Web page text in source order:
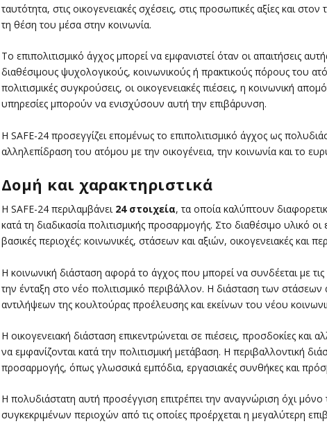
ταυτότητα, στις οικογενειακές σχέσεις, στις προσωπικές αξίες και
τη θέση του μέσα στην κοινωνία.
Το επιπολιτισμικό άγχος μπορεί να εμφανιστεί όταν οι απαιτήσεις
διαθέσιμους ψυχολογικούς, κοινωνικούς ή πρακτικούς πόρους του
πολιτισμικές συγκρούσεις, οι οικογενειακές πιέσεις, η κοινωνική
υπηρεσίες μπορούν να ενισχύσουν αυτή την επιβάρυνση.
Η SAFE-24 προσεγγίζει επομένως το επιπολιτισμικό άγχος ως
αλληλεπίδραση του ατόμου με την οικογένεια, την κοινωνία και το
Δομή και χαρακτηριστικά
Η SAFE-24 περιλαμβάνει 24 στοιχεία, τα οποία καλύπτουν
κατά τη διαδικασία πολιτισμικής προσαρμογής. Στο διαθέσιμο υλικό
βασικές περιοχές: κοινωνικές, στάσεων και αξιών, οικογενειακές και
Η κοινωνική διάσταση αφορά το άγχος που μπορεί να συνδέεται με
την ένταξη στο νέο πολιτισμικό περιβάλλον. Η διάσταση των
αντιλήψεων της κουλτούρας προέλευσης και εκείνων του νέου
Η οικογενειακή διάσταση επικεντρώνεται σε πιέσεις, προσδοκίες και
να εμφανίζονται κατά την πολιτισμική μετάβαση. Η περιβαλλοντική
προσαρμογής, όπως γλωσσικά εμπόδια, εργασιακές συνθήκες και
Η πολυδιάστατη αυτή προσέγγιση επιτρέπει την αναγνώριση όχι
συγκεκριμένων περιοχών από τις οποίες προέρχεται η μεγαλύτερη